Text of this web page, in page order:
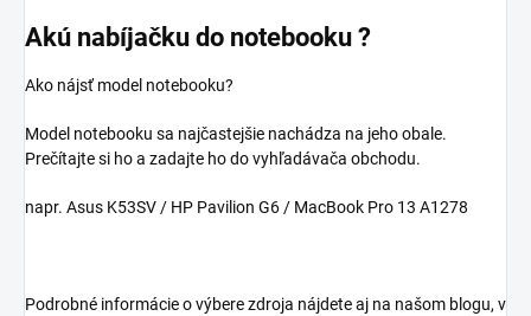
Akú nabíjačku do notebooku ?
Ako nájsť model notebooku?
Model notebooku sa najčastejšie nachádza na jeho obale.
Prečítajte si ho a zadajte ho do vyhľadávača obchodu.
napr. Asus K53SV / HP Pavilion G6 / MacBook Pro 13 A1278
Podrobné informácie o výbere zdroja nájdete aj na našom blogu, v